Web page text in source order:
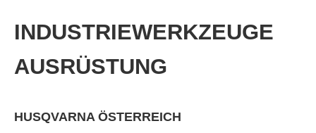
content
INDUSTRIEWERKZEUGE
AUSRÜSTUNG
HUSQVARNA ÖSTERREICH